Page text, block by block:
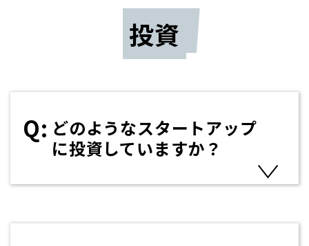
投資
どのようなスタートアップ
に投資していますか？